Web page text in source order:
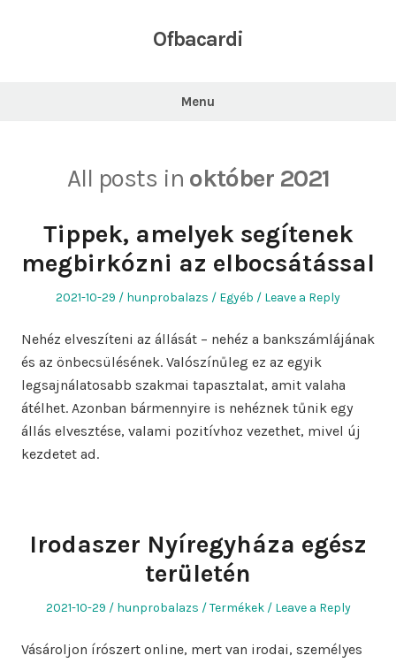
Ofbacardi
Menu
All posts in október 2021
Tippek, amelyek segítenek
megbirkózni az elbocsátással
Posted
2021-10-29 Author
hunprobalazs
Posted
Egyéb Leave a Reply
Nehéz elveszíteni az állását – nehéz a bankszámlájának
és az önbecsülésének. Valószínűleg ez az egyik
legsajnálatosabb szakmai tapasztalat, amit valaha
átélhet. Azonban bármennyire is nehéznek tűnik egy
állás elvesztése, valami pozitívhoz vezethet, mivel új
kezdetet ad.
Irodaszer Nyíregyháza egész
területén
Posted
2021-10-29 Author
hunprobalazs
Posted
Termékek Leave a Reply
Vásároljon írószert online, mert van irodai, személyes